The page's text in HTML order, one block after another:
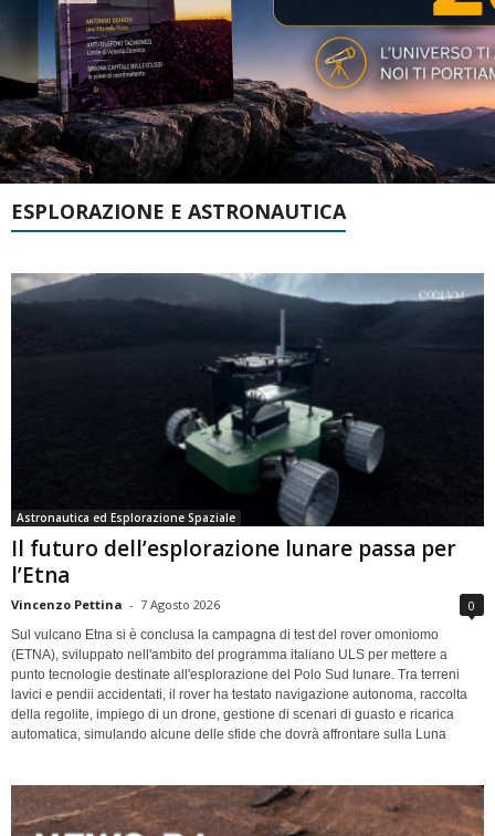
ESPLORAZIONE E ASTRONAUTICA
Astronautica ed Esplorazione Spaziale
Il futuro dell’esplorazione lunare passa per
l’Etna
Vincenzo Pettina - 7 Agosto 2026 0
Sul vulcano Etna si è conclusa la campagna di test del rover omoniomo
(ETNA), sviluppato nell'ambito del programma italiano ULS per mettere a
punto tecnologie destinate all'esplorazione del Polo Sud lunare. Tra terreni
lavici e pendii accidentati, il rover ha testato navigazione autonoma, raccolta
della regolite, impiego di un drone, gestione di scenari di guasto e ricarica
automatica, simulando alcune delle sfide che dovrà affrontare sulla Luna